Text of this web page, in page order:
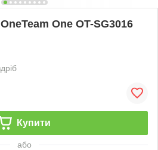
One OT-SG3016
Купити
або